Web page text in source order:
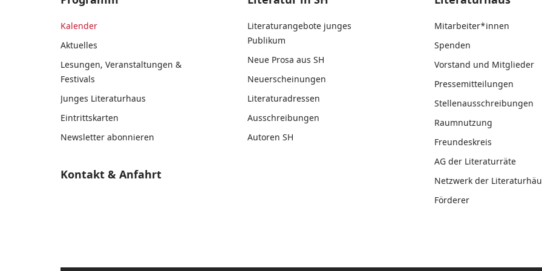
Kalender
Aktuelles
Lesungen, Veranstaltungen &
Festivals
Junges Literaturhaus
Eintrittskarten
Newsletter abonnieren
Kontakt & Anfahrt
Literaturangebote junges
Publikum
Neue Prosa aus SH
Neuerscheinungen
Literaturadressen
Ausschreibungen
Autoren SH
Mitarbeiter*innen
Spenden
Vorstand und Mitglieder
Pressemitteilungen
Stellenausschreibungen
Raumnutzung
Freundeskreis
AG der Literaturräte
Netzwerk der
Förderer